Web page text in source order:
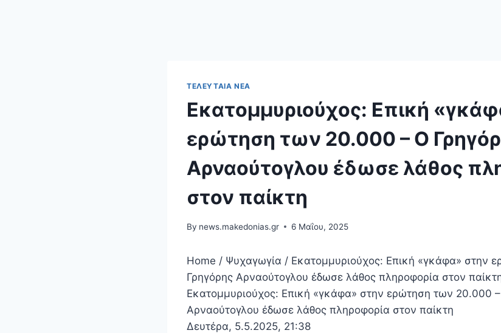
ΤΕΛΕΥΤΑΊΑ ΝΈΑ
Εκατομμυριούχος: Επική
ερώτηση των 20.000 – Ο
Αρναούτογλου έδωσε λάθος
στον παίκτη
By news.makedonias.gr 6 Μαΐου, 2025
Home / Ψυχαγωγία / Εκατομμυριούχος: Επική «γκάφα» στην
Γρηγόρης Αρναούτογλου έδωσε λάθος πληροφορία στον
Εκατομμυριούχος: Επική «γκάφα» στην ερώτηση των 20.000
Αρναούτογλου έδωσε λάθος πληροφορία στον παίκτη
Δευτέρα, 5.5.2025, 21:38